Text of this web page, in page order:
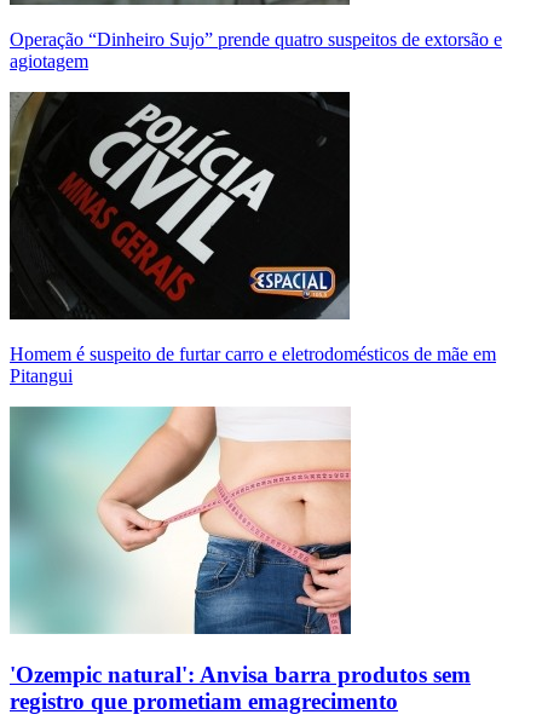
Operação “Dinheiro Sujo” prende quatro suspeitos de extorsão e
agiotagem
Homem é suspeito de furtar carro e eletrodomésticos de mãe em
Pitangui
'Ozempic natural': Anvisa barra produtos sem
registro que prometiam emagrecimento